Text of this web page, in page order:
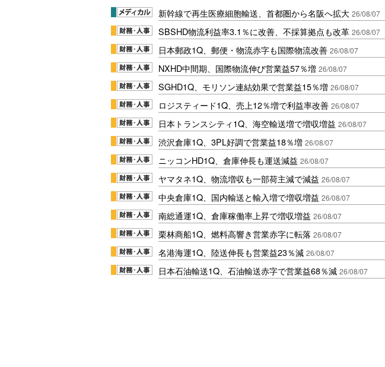
新幹線で再生医療細胞輸送、首都圏から名阪へ拡大 26/08/07
SBSHD物流利益率3.1％に改善、不採算拠点も改革 26/08/07
日本郵政1Q、郵便・物流赤字も国際物流改善 26/08/07
NXHD中間期、国際物流伸び営業益57％増 26/08/07
SGHD1Q、モリソン連結効果で営業益15％増 26/08/07
ロジスティード1Q、売上12％増で利益率改善 26/08/07
日本トランスシティ1Q、海空輸送増で増収増益 26/08/07
渋沢倉庫1Q、3PL好調で営業益18％増 26/08/07
ニッコンHD1Q、倉庫伸長も運送減益 26/08/07
ヤマタネ1Q、物流増収も一部荷主減で減益 26/08/07
中央倉庫1Q、国内輸送と輸入増で増収増益 26/08/07
南総通運1Q、倉庫稼働率上昇で増収増益 26/08/07
栗林商船1Q、燃料高響き営業赤字に転落 26/08/07
名港海運1Q、陸送伸長も営業益23％減 26/08/07
日本石油輸送1Q、石油輸送赤字で営業益68％減 26/08/07